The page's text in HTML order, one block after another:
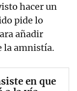
hacer un
pide lo
añadir
la amnistía.
en que